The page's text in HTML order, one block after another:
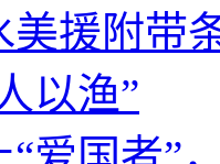
美援附带
以渔”